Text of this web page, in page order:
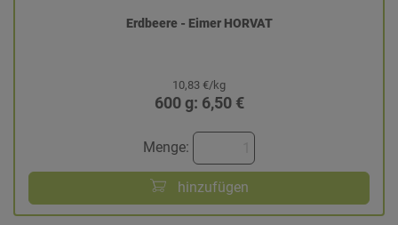
Erdbeere - Eimer HORVAT
10,83 €/kg
600 g: 6,50 €
Menge:
hinzufügen